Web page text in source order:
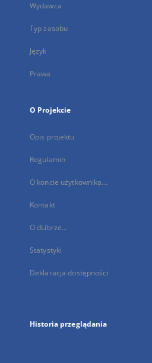
Wydawca
Typ zasobu
Język
Prawa
O Projekcie
Opis projektu
Regulamin
O koncie użytkownika...
Kontakt
O dLibrze...
Statystyki
Deklaracja dostępności
Historia przeglądania